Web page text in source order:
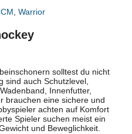
Warrior
solltest du nicht
sind auch Schutzlevel,
Innenfutter,
brauchen eine sichere und
achten auf Komfort
Spieler suchen meist ein
und Beweglichkeit.